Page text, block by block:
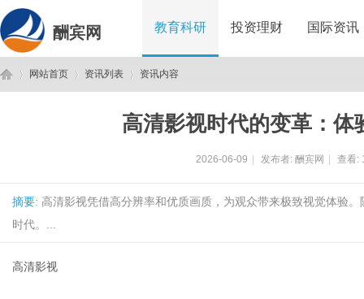
酬宾网 教育科研 投资理财 国际资讯
网站首页 资讯列表 资讯内容
高清影视时代的变革：体
2026-06-09 发布者: 酬宾网 查看:
摘要: 高清影视凭借高分辨率和优质画质，为观众带来极致视觉体验
时代。...
高清影视